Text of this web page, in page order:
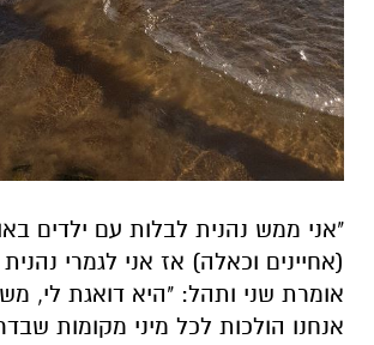
"אני ממש נהנית לבלות עם ילדים
(אחיינים וכאלה) אז אני לגמרי
אומרת שני ותהל: "היא דואגת לי,
אנחנו הולכות לכל מיני מקומות